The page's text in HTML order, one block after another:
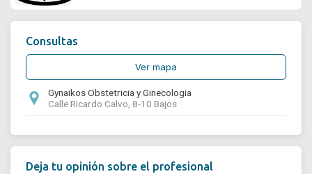
Consultas
Ver mapa
Gynaikos Obstetricia y Ginecologia
Calle Ricardo Calvo, 8-10 Bajos
Deja tu opinión sobre el profesional